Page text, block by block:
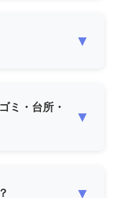
▼
ミ・台所・
▼
▼